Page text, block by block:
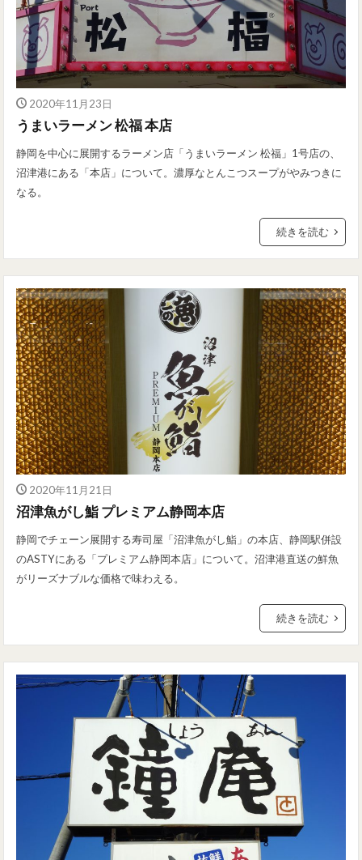
2020年11月23日
うまいラーメン 松福 本店
静岡を中心に展開するラーメン店「うまいラーメン 松福」1号店の、
沼津港にある「本店」について。濃厚なとんこつスープがやみつきに
なる。
続きを読む
2020年11月21日
沼津魚がし鮨 プレミアム静岡本店
静岡でチェーン展開する寿司屋「沼津魚がし鮨」の本店、静岡駅併設
のASTYにある「プレミアム静岡本店」について。沼津港直送の鮮魚
がリーズナブルな価格で味わえる。
続きを読む